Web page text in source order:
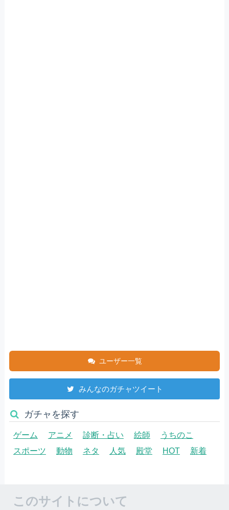
ユーザー一覧
みんなのガチャツイート
ガチャを探す
ゲーム アニメ 診断・占い 絵師
うちのこ
スポーツ
動物 ネタ 人気 殿堂 HOT 新着
このサイトについて